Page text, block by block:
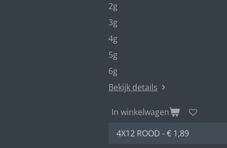
2g
3g
4g
5g
6g
Bekijk details
In winkelwagen